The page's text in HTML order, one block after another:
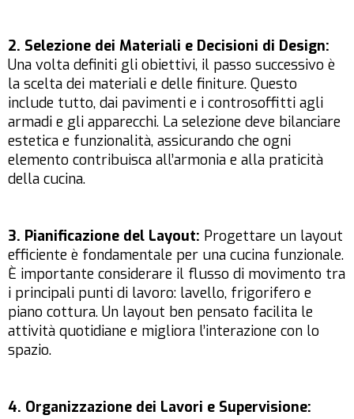
2. Selezione dei Materiali e Decisioni di Design:
Una volta definiti gli obiettivi, il passo successivo è
la scelta dei materiali e delle finiture. Questo
include tutto, dai pavimenti e i controsoffitti agli
armadi e gli apparecchi. La selezione deve bilanciare
estetica e funzionalità, assicurando che ogni
elemento contribuisca all’armonia e alla praticità
della cucina.
3. Pianificazione del Layout: Progettare un layout
efficiente è fondamentale per una cucina funzionale.
È importante considerare il flusso di movimento tra
i principali punti di lavoro: lavello, frigorifero e
piano cottura. Un layout ben pensato facilita le
attività quotidiane e migliora l’interazione con lo
spazio.
4. Organizzazione dei Lavori e Supervisione: